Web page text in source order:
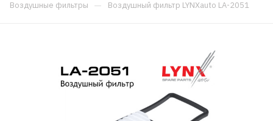
Воздушные фильтры — Воздушный фильтр LYNXauto LA-2051